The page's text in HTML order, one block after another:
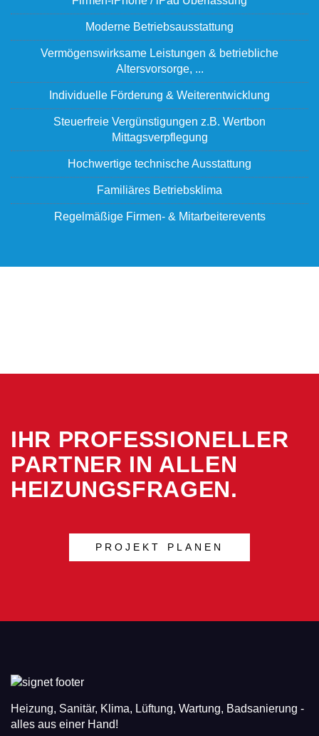
Moderne Betriebsausstattung
Vermögenswirksame Leistungen & betriebliche
Altersvorsorge, ...
Individuelle Förderung & Weiterentwicklung
Steuerfreie Vergünstigungen z.B. Wertbon
Mittagsverpflegung
Hochwertige technische Ausstattung
Familiäres Betriebsklima
Regelmäßige Firmen- & Mitarbeiterevents
IHR PROFESSIONELLER
PARTNER IN ALLEN
HEIZUNGSFRAGEN.
PROJEKT PLANEN
Heizung, Sanitär, Klima, Lüftung, Wartung, Badsanierung -
alles aus einer Hand!